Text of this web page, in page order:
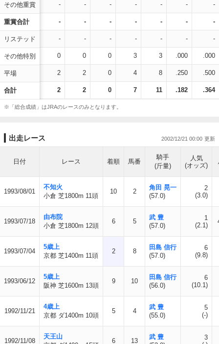
その他重賞
重賞合計
リステッド
その他特別
平場
合計
- - - - - - -
- - - - - - -
- - - - - - -
0 0 0 3 3 .000 .000
2 2 0 4 8 .250 .500
2 2 0 7 11 .182 .364
※「総合成績」はJRAのレースのみとなります。
出走レース 2002/12/21 00:00
日付 レース 着順 馬番
騎手
(斤量)
人気
(オッズ)
1993/08/01
不知火
小倉 芝1800m 11頭
10 2
角田 晃一
(57.0)
2
(3.0)
1993/07/18
由布院
小倉 芝1800m 12頭
6 5
武 豊
(57.0)
1
(2.1)
1993/07/04
5歳上
京都 芝1400m 11頭
2 8
田島 信行
(57.0)
6
(9.8)
1993/06/12
5歳上
阪神 芝1600m 13頭
9 10
田島 信行
(56.0)
6
(10.1)
1992/11/21
4歳上
京都 ダ1400m 10頭
5 4
武 豊
(55.0)
5
(-)
1992/11/08
天王山
6 13
武 豊
3